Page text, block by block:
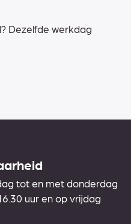
Dezelfde werkdag
tot en met donderdag
uur en op vrijdag